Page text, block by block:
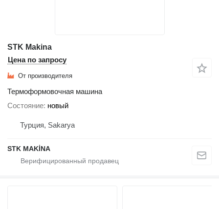
STK Makina
Цена по запросу
От производителя
Термоформовочная машина
Состояние новый
Турция, Sakarya
STK MAKİNA